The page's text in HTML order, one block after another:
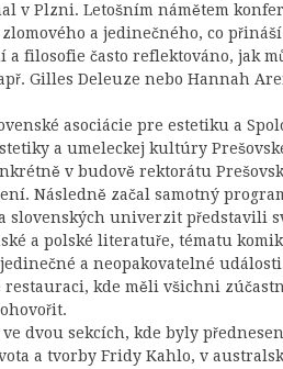
v Plzni. Letošním námětem
a jedinečného, co
filosofie často reflektováno, jak
Gilles Deleuze nebo Hannah
asociácie pre estetiku a
a umeleckej kultúry
v budově rektorátu
Následně začal samotný
slovenských univerzit představili
a polské literatuře, tématu
a neopakovatelné
restauraci, kde měli všichni
dvou sekcích, kde byly
a tvorby Fridy Kahlo, v